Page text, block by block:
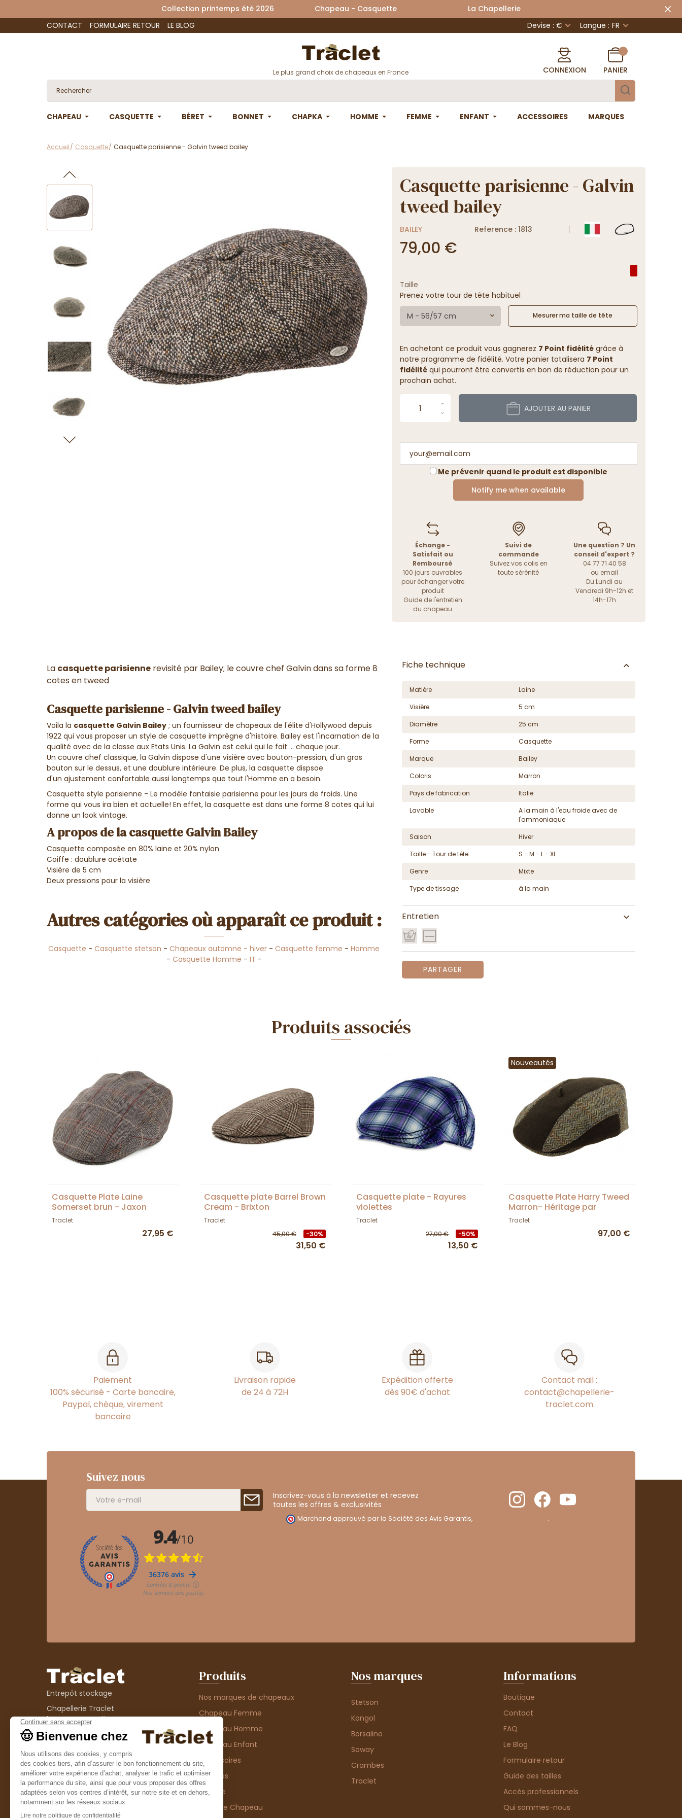
Collection printemps été 2026 Chapeau - Casquette La Chapellerie
CONTACT
FORMULAIRE RETOUR LE BLOG Devise : € Langue : FR
Le plus grand choix de chapeaux en France CONNEXION PANIER
CHAPEAU CASQUETTE BÉRET BONNET CHAPKA HOMME FEMME ENFANT ACCESSOIRES MARQUES
Accueil Casquette Casquette parisienne - Galvin tweed bailey
Casquette parisienne - Galvin
tweed bailey
BAILEY Reference : 1813
79,00 €
Taille
Prenez votre tour de tête habituel
M - 56/57 cm Mesurer ma taille de tête
En achetant ce produit vous gagnerez 7 Point fidélitégrâce à
notre programme de fidélité. Votre panier totalisera 7 Point
fidélitéqui pourront être convertis en bon de réduction pour un
prochain achat.
AJOUTER AU PANIER
Me prévenir quand le produit est disponible
Notify me when available
Échange -
Satisfait ou
Remboursé
100 jours ouvrables
pour échanger votre
produit
Guide de l'entretien
du chapeau
Suivi de
commande
Suivez vos colis en
toute sérénité
Une question ? Un
conseil d'expert ?
04 77 71 40 58
ou email
Du Lundi au
Vendredi 9h-12h et
14h-17h
La casquette parisienne revisité par Bailey; le couvre chef Galvin dans sa forme 8
cotes en tweed
Casquette parisienne - Galvin tweed bailey
Voila la casquette Galvin Bailey ; un fournisseur de chapeaux de l'élite d'Hollywood depuis
1922 qui vous proposer un style de casquette imprègne d'histoire. Bailey est l'incarnation de la
qualité avec de la classe aux Etats Unis. La Galvin est celui qui le fait ... chaque jour.
Un couvre chef classique, la Galvin dispose d'une visière avec bouton-pression, d'un gros
bouton sur le dessus, et une doublure intérieure. De plus, la casquette dispsoe
d'un ajustement confortable aussi longtemps que tout l'Homme en a besoin.
Casquette style parisienne - Le modèle fantaisie parisienne pour les jours de froids. Une
forme qui vous ira bien et actuelle! En effet, la casquette est dans une forme 8 cotes qui lui
donne un look vintage.
A propos de la casquette Galvin Bailey
Casquette composée en 80% laine et 20% nylon
Coiffe : doublure acétate
Visière de 5 cm
Deux pressions pour la visière
Autres catégories où apparaît ce produit :
Casquette -Casquette stetson -Chapeaux automne - hiver -Casquette femme -Homme
- Casquette Homme - IT -
Fiche technique
Matière
Laine
Visière
5 cm
Diamètre
25 cm
Forme
Casquette
Marque
Bailey
Coloris
Marron
Pays de fabrication
Italie
Lavable
A la main à l'eau froide avec de
l'ammoniaque
Saison
Hiver
Taille - Tour de tête
S - M - L - XL
Genre
Mixte
Type de tissage
à la main
Entretien
PARTAGER
Produits associés
Casquette Plate Laine
Somerset brun - Jaxon
Traclet
27,95 €
Casquette plate Barrel Brown
Cream - Brixton
Traclet
45,00 €
-30%
31,50 €
Casquette plate - Rayures
violettes
Traclet
27,00 €
-50%
13,50 €
Nouveautés
Casquette Plate Harry Tweed
Marron- Héritage par
Laulhère
Traclet
97,00 €
Paiement
100% sécurisé - Carte bancaire,
Paypal, chèque, virement
bancaire
Livraison rapide
de 24 à 72H
Expédition offerte
dès 90€ d'achat
Contact mail :
contact@chapellerie-
traclet.com
Suivez nous
Inscrivez-vous à la newsletter et recevez
toutes les offres & exclusivités
Marchand approuvé par la Société des Avis Garantis, .
Entrepôt stockage
Chapellerie Traclet
14 Impasse Bardin
42300 Roanne
contact@chapellerie-traclet.com
Boutique
Chapellerie Traclet
4 rue de Cadore
42300 Roanne
Produits
Nos marques de chapeaux
Chapeau Femme
Chapeau Homme
Chapeau Enfant
Accessoires
Thèmes
Matière
Type de Chapeau
Nos marques
Stetson
Kangol
Borsalino
Soway
Crambes
Traclet
Informations
Boutique
Contact
FAQ
Le Blog
Formulaire retour
Guide des tailles
Accès professionnels
Qui sommes-nous